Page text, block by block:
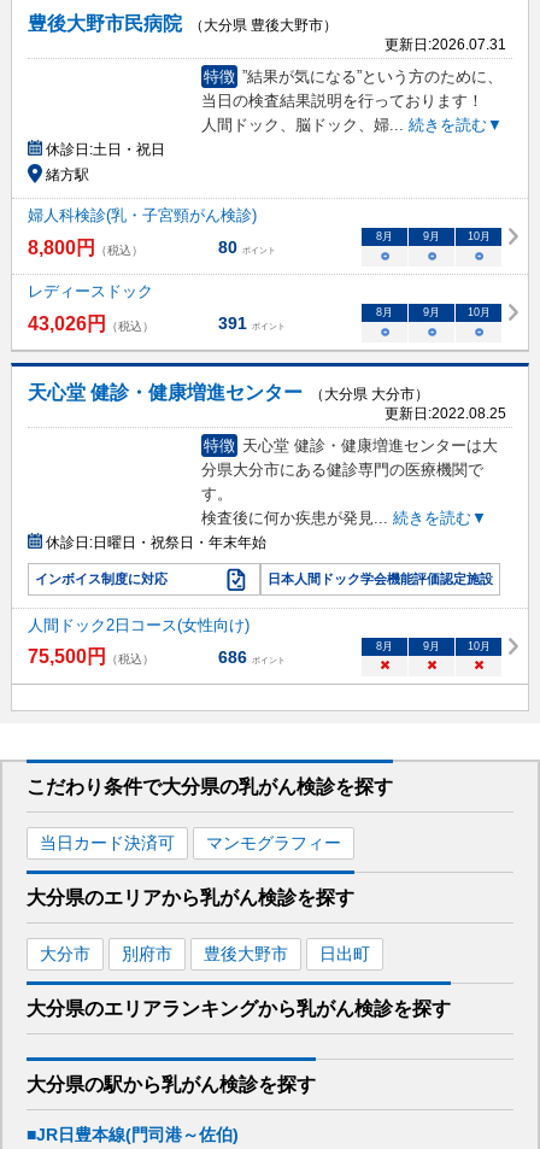
豊後大野市民病院
（大分県 豊後大野市）
更新日:2026.07.31
特徴 ”結果が気になる”という方のために、
当日の検査結果説明を行っております！
人間ドック、脳ドック、婦... 続きを読む▼
休診日:土日・祝日
緒方駅
婦人科検診(乳・子宮頸がん検診)
8,800円 （税込） 80 ポイント
8月 9月 10月
○ ○ ○
レディースドック
43,026円 （税込） 391 ポイント
8月 9月 10月
○ ○ ○
天心堂 健診・健康増進センター
（大分県 大分市）
更新日:2022.08.25
特徴 天心堂 健診・健康増進センターは大
分県大分市にある健診専門の医療機関で
す。
検査後に何か疾患が発見
続きを読む▼
休診日:日曜日・祝祭日・年末年始
インボイス制度に対応 日本人間ドック学会機能評価認定施設
人間ドック2日コース(女性向け)
75,500円 （税込） 686 ポイント
8 月 9 月 10月
× × ×
こだわり条件で大分県の乳がん検診を探す
当日カード決済可 マンモグラフィー
大分県のエリアから乳がん検診を探す
大分市 別府市 豊後大野市 日出町
大分県のエリアランキングから乳がん検診を探す
大分県の駅から乳がん検診を探す
■JR日豊本線(門司港～佐伯)